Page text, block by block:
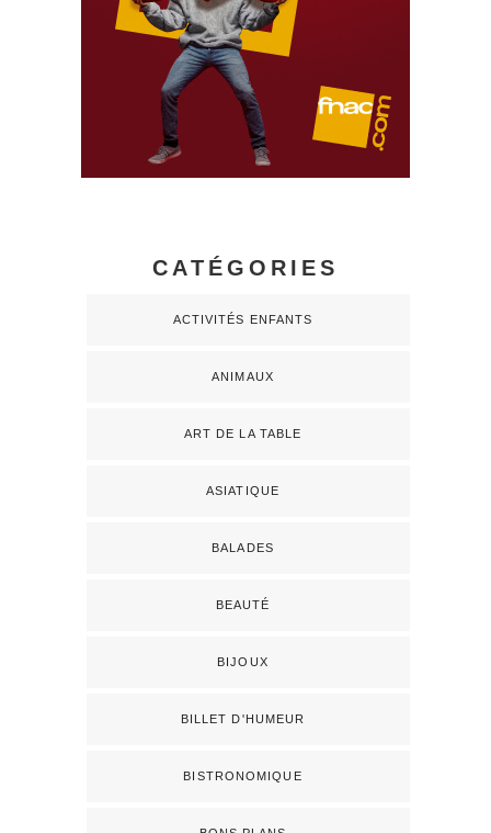
CATÉGORIES
ACTIVITÉS ENFANTS
ANIMAUX
ART DE LA TABLE
ASIATIQUE
BALADES
BEAUTÉ
BIJOUX
BILLET D'HUMEUR
BISTRONOMIQUE